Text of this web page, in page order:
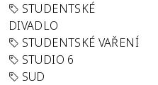
STUDENTSKÉ
DIVADLO
STUDENTSKÉ VAŘENÍ
STUDIO 6
SUD